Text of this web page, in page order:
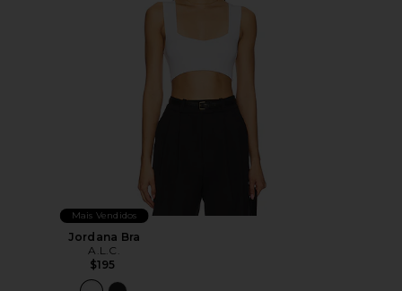
Mais Vendidos
Jordana Bra
A.L.C.
$195